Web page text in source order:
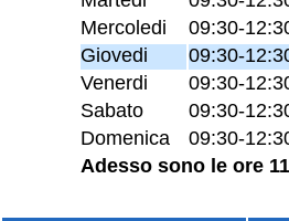
Mercoledi
09:30-
Giovedi
09:30-
Venerdi
09:30-
Sabato
09:30-
Domenica
09:30-
Adesso sono le ore